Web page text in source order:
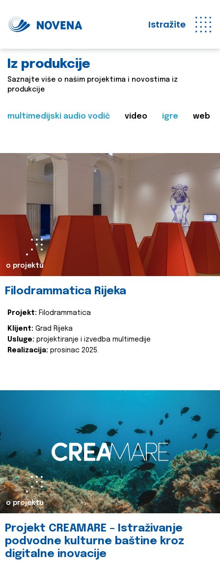
Istražite
Iz produkcije
Saznajte više o našim projektima i novostima iz
produkcije
multimedijski audio vodič video igre web
o projektu
Filodrammatica Rijeka
Projekt: Filodrammatica
Klijent: Grad Rijeka
Usluge: projektiranje i izvedba multimedije
Realizacija: prosinac 2025.
o projektu
Projekt CREAMARE – Istraživanje
podvodne kulturne baštine kroz
digitalne inovacije